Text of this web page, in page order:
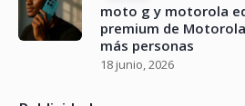
moto g y motorola
premium de
más personas
18 junio, 2026